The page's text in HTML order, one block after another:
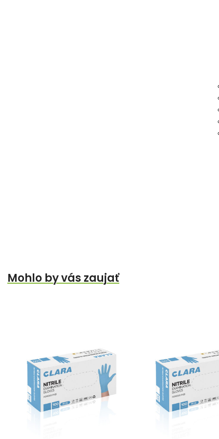
Mohlo by vás zaujať